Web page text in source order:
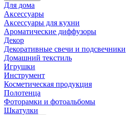
Для дома
Аксессуары
Аксессуары для кухни
Ароматические диффузоры
Декор
Декоративные свечи и подсвечники
Домашний текстиль
Игрушки
Инструмент
Косметическая продукция
Полотенца
Фоторамки и фотоальбомы
Шкатулки